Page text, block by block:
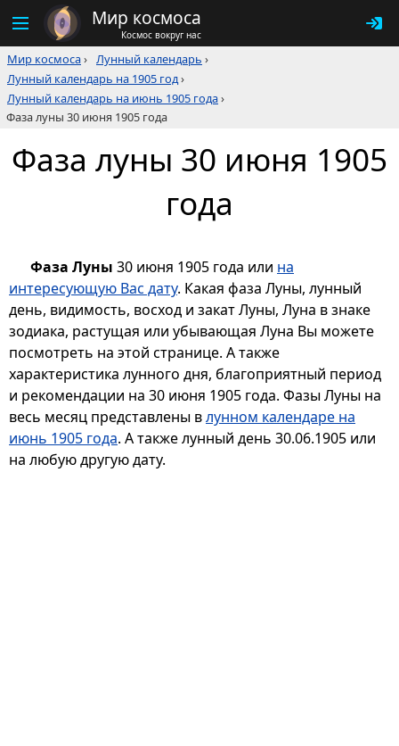
Мир космоса
Космос вокруг нас
Мир космоса› Лунный календарь ›
Лунный календарь на 1905 год›
Лунный календарь на июнь 1905 года›
Фаза луны 30 июня 1905 года
Фаза луны 30 июня 1905
года
Фаза Луны 30 июня 1905 года или на
интересующую Вас дату. Какая фаза Луны, лунный
день, видимость, восход и закат Луны, Луна в знаке
зодиака, растущая или убывающая Луна Вы можете
посмотреть на этой странице. А также
характеристика лунного дня, благоприятный период
и рекомендации на 30 июня 1905 года. Фазы Луны на
весь месяц представлены влунном календаре на
июнь 1905 года. А также лунный день 30.06.1905 или
на любую другую дату.